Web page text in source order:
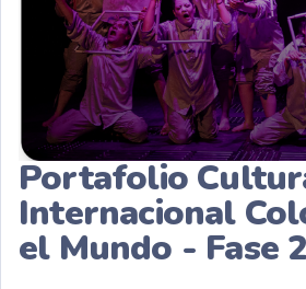
Portafolio
Internacional
el Mundo - Fase 2